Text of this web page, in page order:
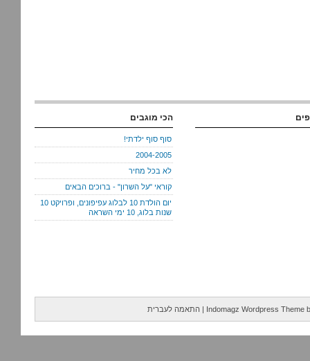
הכי מוגבים
סוף סוף ילדתי!
2004-2005
לא בכל מחיר
קוראי "על השרון" - ברוכים הבאים
יום הולדת 10 לבלוג עפיפונים, ופרויקט 10
שנות בלוג, 10 ימי השראה
Indomagz Wordpress Theme
| התאמה לעברית